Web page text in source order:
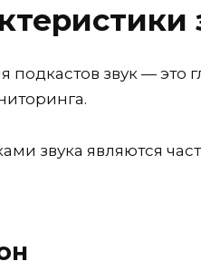
звук — это
звука являются